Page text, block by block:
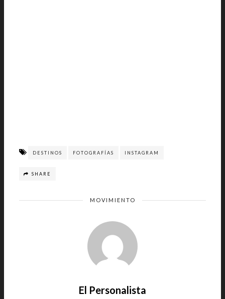
DESTINOS FOTOGRAFÍAS INSTAGRAM
SHARE
MOVIMIENTO
El Personalista